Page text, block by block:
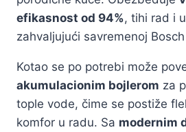
efikasnost od 94%, tihi rad i
zahvaljujući savremenoj
Kotao se po potrebi može
akumulacionim bojlerom za
tople vode, čime se postiže
komfor u radu. Sa modernim